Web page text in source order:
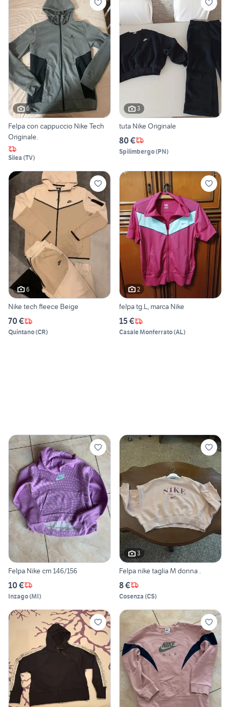
6
Felpa con cappuccio Nike Tech
Originale.
Silea (TV)
3
tuta Nike Originale
80 €
Spilimbergo(PN)
6
Nike tech fleece Beige
70 €
Quintano(CR)
2
felpa tg.L, marca Nike
15 €
Casale Monferrato(AL)
Felpa Nike cm 146/156
10 €
Inzago(MI)
3
Felpa nike taglia M donna .
8 €
Cosenza (CS)